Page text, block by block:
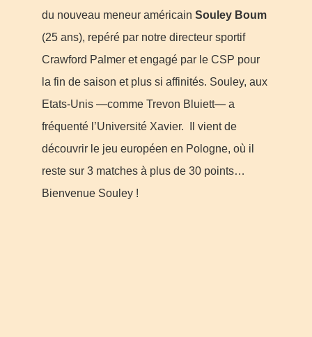
du nouveau meneur américain Souley Boum
(25 ans), repéré par notre directeur sportif
Crawford Palmer et engagé par le CSP pour
la fin de saison et plus si affinités. Souley, aux
Etats-Unis —comme Trevon Bluiett— a
fréquenté l’Université Xavier. Il vient de
découvrir le jeu européen en Pologne, où il
reste sur 3 matches à plus de 30 points…
Bienvenue Souley !